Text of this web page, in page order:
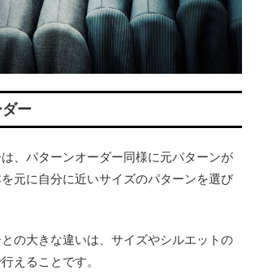
ー
、パターンオーダー同様に元パターンが
元に自分に近いサイズのパターンを選び
の大きな違いは、サイズやシルエットの
えることです。